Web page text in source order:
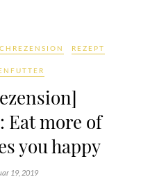
REZEPT
Eat more of
you happy
19, 2019